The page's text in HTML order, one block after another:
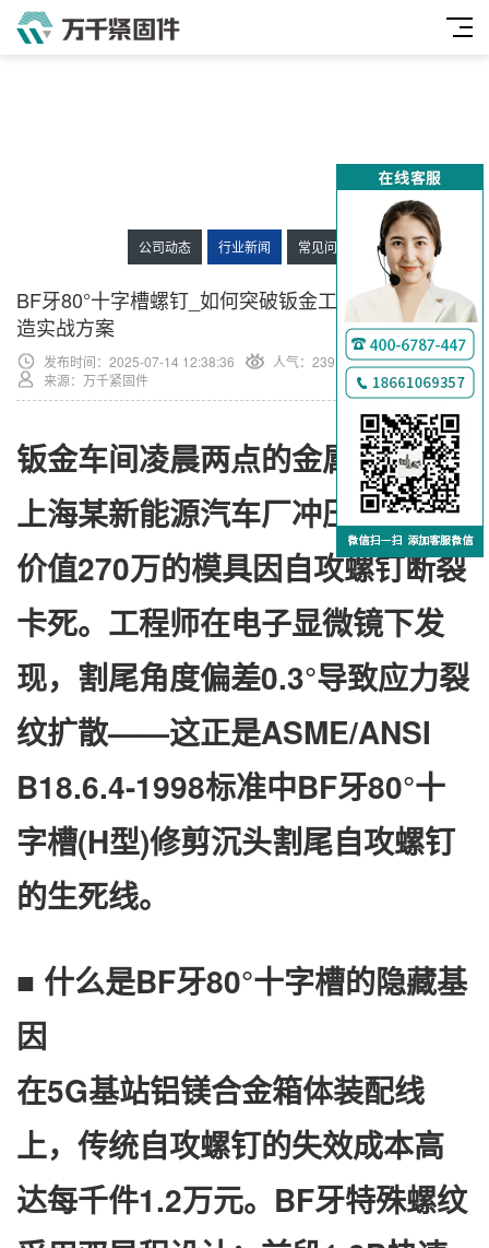
公司动态 行业新闻 常见问题
BF牙80°十字槽螺钉_如何突破钣金工艺瓶颈_汽车制
造实战方案
发布时间：2025-07-14 12:38:36 人气： 239
来源：万千紧固件
钣金车间凌晨两点的金属嘶吼
上海某新能源汽车厂冲压车间，
价值270万的模具因自攻螺钉断裂
卡死。工程师在电子显微镜下发
现，​ ​割尾角度偏差0.3°​​导致应力裂
纹扩散——这正是ASME/ANSI
B18.6.4-1998标准中BF牙80°十
字槽(H型)修剪沉头割尾自攻螺钉
的生死线。
■ 什么是BF牙80°十字槽的隐藏基
因
在5G基站铝镁合金箱体装配线
上，传统自攻螺钉的失效成本高
达每千件1.2万元。​ ​BF牙特殊螺纹​